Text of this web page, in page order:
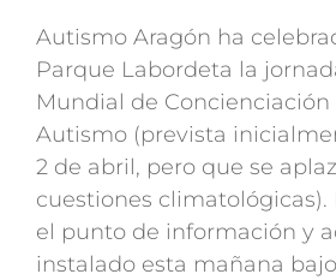
Autismo Aragón ha
Parque Labordeta la
Mundial de Concienciación
Autismo (prevista
2 de abril, pero que se
cuestiones climatológicas).
el punto de información y
instalado esta mañana